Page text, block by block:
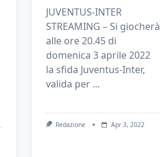
JUVENTUS-INTER
STREAMING – Si giocherà
alle ore 20.45 di
domenica 3 aprile 2022
la sfida Juventus-Inter,
valida per ...
Redazione Apr 3, 2022